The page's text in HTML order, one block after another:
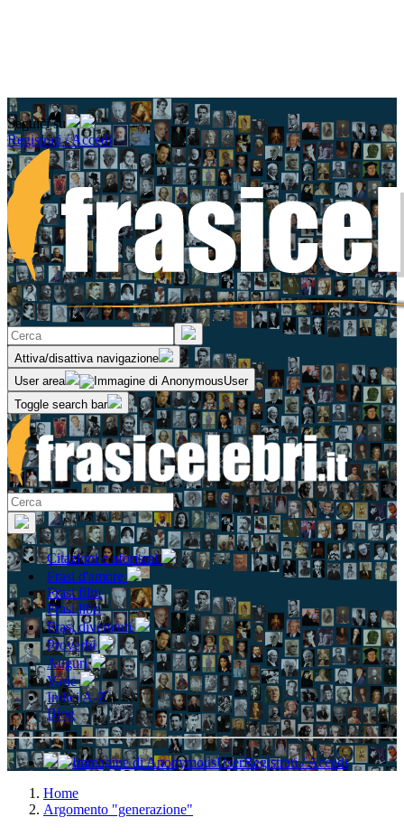
Seguici su
Registrati / Accedi
Attiva/disattiva navigazione
User area
Toggle search bar
Citazioni e aforismi
Frasi d'amore
Frasi film
Frasi libri
Frasi divertenti
Proverbi
Auguri
Varie
Indici A-Z
Blog
Registrati / Accedi
Home
Argomento "generazione"